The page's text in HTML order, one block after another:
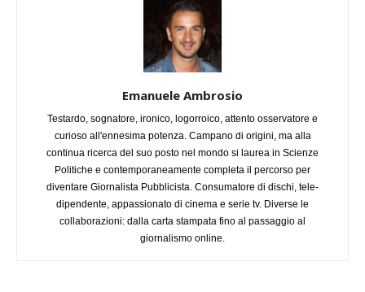
Emanuele Ambrosio
Testardo, sognatore, ironico, logorroico, attento osservatore e
curioso all'ennesima potenza. Campano di origini, ma alla
continua ricerca del suo posto nel mondo si laurea in Scienze
Politiche e contemporaneamente completa il percorso per
diventare Giornalista Pubblicista. Consumatore di dischi, tele-
dipendente, appassionato di cinema e serie tv. Diverse le
collaborazioni: dalla carta stampata fino al passaggio al
giornalismo online.